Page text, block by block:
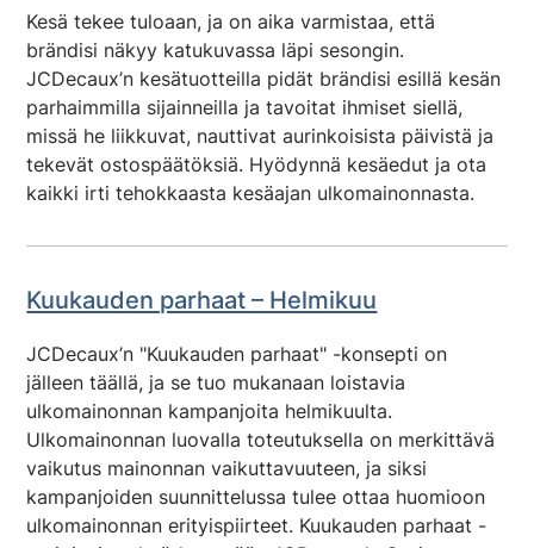
Kesä tekee tuloaan, ja on aika varmistaa, että
brändisi näkyy katukuvassa läpi sesongin.
JCDecaux’n kesätuotteilla pidät brändisi esillä kesän
parhaimmilla sijainneilla ja tavoitat ihmiset siellä,
missä he liikkuvat, nauttivat aurinkoisista päivistä ja
tekevät ostospäätöksiä. Hyödynnä kesäedut ja ota
kaikki irti tehokkaasta kesäajan ulkomainonnasta.
Kuukauden parhaat – Helmikuu
JCDecaux’n "Kuukauden parhaat" -konsepti on
jälleen täällä, ja se tuo mukanaan loistavia
ulkomainonnan kampanjoita helmikuulta.
Ulkomainonnan luovalla toteutuksella on merkittävä
vaikutus mainonnan vaikuttavuuteen, ja siksi
kampanjoiden suunnittelussa tulee ottaa huomioon
ulkomainonnan erityispiirteet. Kuukauden parhaat -